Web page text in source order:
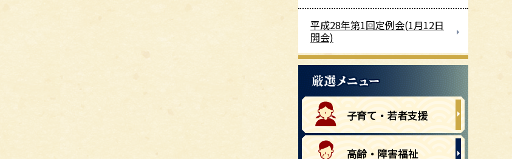
平成28年第1回定例会(1月12日
開会)